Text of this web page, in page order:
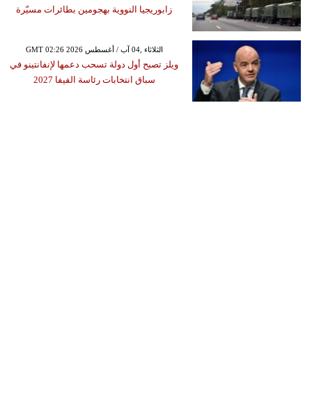
زابوريجيا النووية بهجومين بطائرات مسيّرة
GMT 02:26 2026 الثلاثاء ,04 آب / أغسطس
ويلز تصبح أول دولة تسحب دعمها لإنفانتينو في
سباق انتخابات رئاسة الفيفا 2027